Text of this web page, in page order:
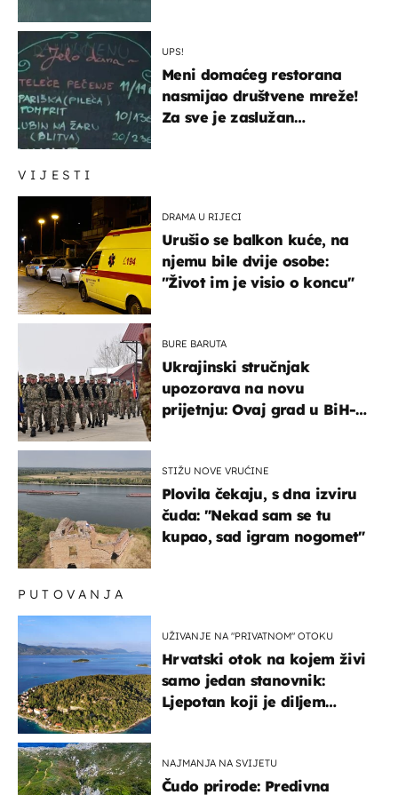
VIJESTI
DRAMA U RIJECI
Urušio se balkon kuće, na
njemu bile dvije osobe:
"Život im je visio o koncu"
BURE BARUTA
Ukrajinski stručnjak
upozorava na novu
prijetnju: Ovaj grad u BiH-u
STIŽU NOVE VRUĆINE
Plovila čekaju, s dna izviru
čuda: "Nekad sam se tu
kupao, sad igram nogomet"
UPS!
Meni domaćeg restorana
nasmijao društvene mreže!
Za sve je zaslužan
PUTOVANJA
UŽIVANJE NA "PRIVATNOM" OTOKU
Hrvatski otok na kojem živi
samo jedan stanovnik:
Ljepotan koji je diljem
NAJMANJA NA SVIJETU
Čudo prirode: Predivna